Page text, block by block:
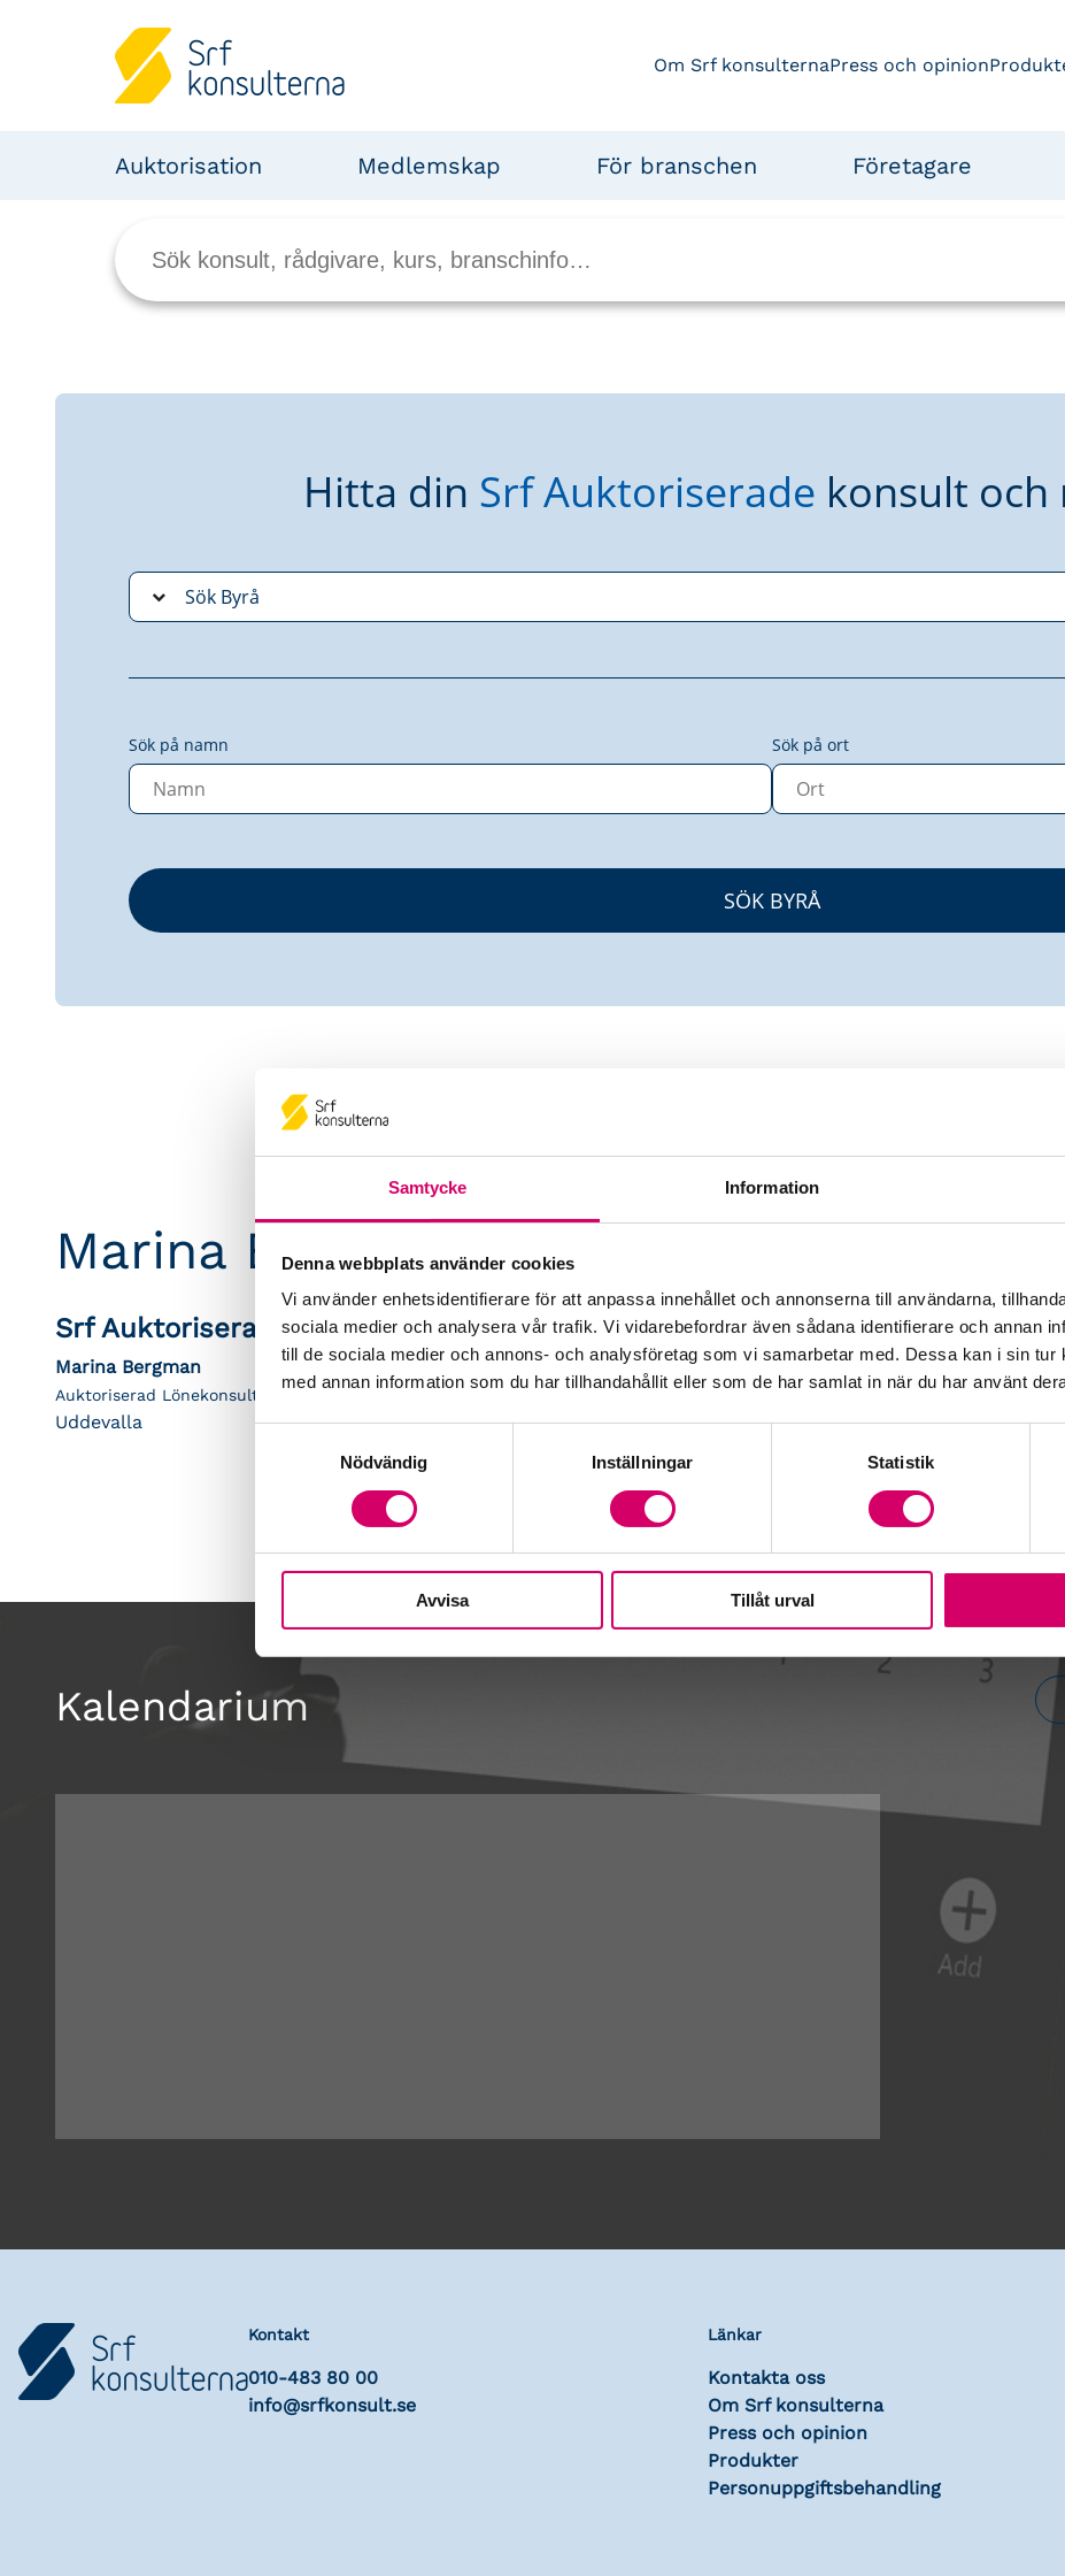
Samtycke Information
Denna webbplats använder cookies
Vi använder enhetsidentifierare för att anpassa innehållet och annonserna till användarna,
sociala medier och analysera vår trafik. Vi vidarebefordrar även sådana identifierare och annan
till de sociala medier och annons- och analysföretag som vi samarbetar med. Dessa kan i sin tur
med annan information som du har tillhandahållit eller som de har samlat in när du har använt
Nödvändig
Inställningar Statistik
Avvisa Tillåt urval
Om Srf konsulternaPress och opinion
Auktorisation Medlemskap För branschen Företagare
Hitta din Srf Auktoriserade konsult och
Sök på namn Sök på ort
Marina Bergman
Srf Auktoriserade konsulter
Marina Bergman
Auktoriserad Lönekonsult
Uddevalla
Kalendarium
Kontakt
010-483 80 00
info@srfkonsult.se
Länkar
Kontakta oss
Om Srf konsulterna
Press och opinion
Produkter
Personuppgiftsbehandling